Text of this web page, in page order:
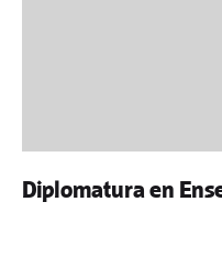
Diplomatura en